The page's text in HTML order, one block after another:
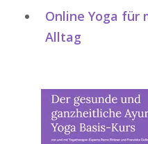
Online Yoga für
Alltag